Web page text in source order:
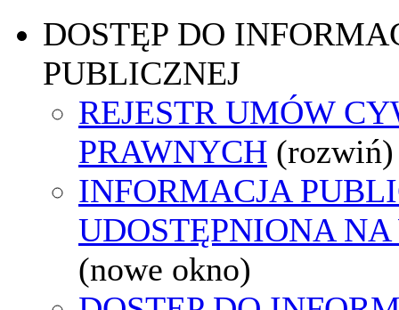
DOSTĘP DO
PUBLICZNEJ
REJESTR UMÓW
PRAWNYCH (rozwiń)
INFORMACJA
UDOSTĘPNIONA
(nowe okno)